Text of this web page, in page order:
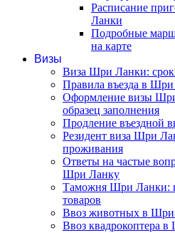
Расписание
Ланки
Подробные
на карте
Визы
Виза Шри Ланки:
Правила въезда в
Оформление визы
образец заполнения
Продление въездной
Резидент виза Шри
проживания
Ответы на частые
Шри Ланку
Таможня Шри Ланки:
товаров
Ввоз животных в
Ввоз квадрокоптера